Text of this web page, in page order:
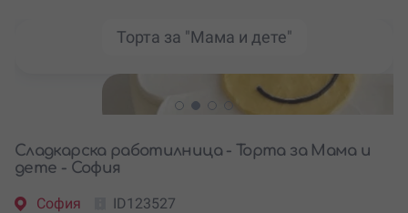
Торта за "Мама и дете"
Сладкарска работилница - Торта за Мама и
дете - София
София ID123527